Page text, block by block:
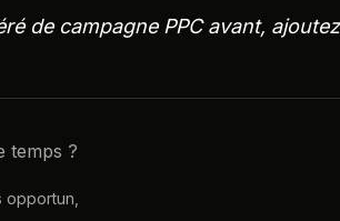
de campagne PPC avant,
temps ?